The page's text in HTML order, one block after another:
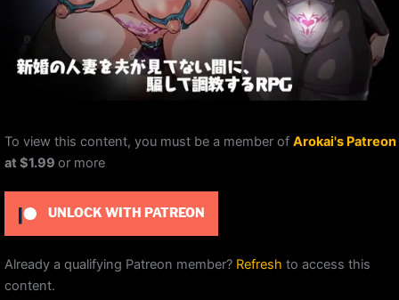
To view this content, you must be a member of Arokai's Patreon
at $1.99 or more
UNLOCK WITH PATREON
Already a qualifying Patreon member? Refresh to access this
content.